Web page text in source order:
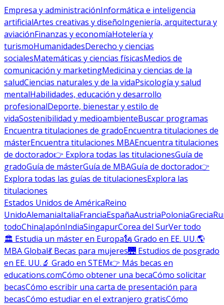
Empresa y administraciónInformática e inteligencia
artificialArtes creativas y diseñoIngeniería, arquitectura y
aviaciónFinanzas y economíaHotelería y
turismoHumanidadesDerecho y ciencias
socialesMatemáticas y ciencias físicasMedios de
comunicación y marketingMedicina y ciencias de la
saludCiencias naturales y de la vidaPsicología y salud
mentalHabilidades, educación y desarrollo
profesionalDeporte, bienestar y estilo de
vidaSostenibilidad y medioambienteBuscar programas
Encuentra titulaciones de gradoEncuentra titulaciones de
másterEncuentra titulaciones MBAEncuentra titulaciones
de doctorado👉 Explora todas las titulacionesGuía de
gradoGuía de másterGuía de MBAGuía de doctorado👉
Explora todas las guías de titulacionesExplora las
titulaciones
Estados Unidos de AméricaReino
UnidoAlemaniaItaliaFranciaEspañaAustriaPoloniaGrecia
todoChinaJapónIndiaSingapurCorea del SurVer todo
🏛 Estudia un máster en Europa🗽 Grado en EE. UU.🌎
MBA Global💃 Becas para mujeres🌉 Estudios de posgrado
en EE. UU.🔬 Grado en STEM👉 Más becas en
educations.comCómo obtener una becaCómo solicitar
becasCómo escribir una carta de presentación para
becasCómo estudiar en el extranjero gratisCómo